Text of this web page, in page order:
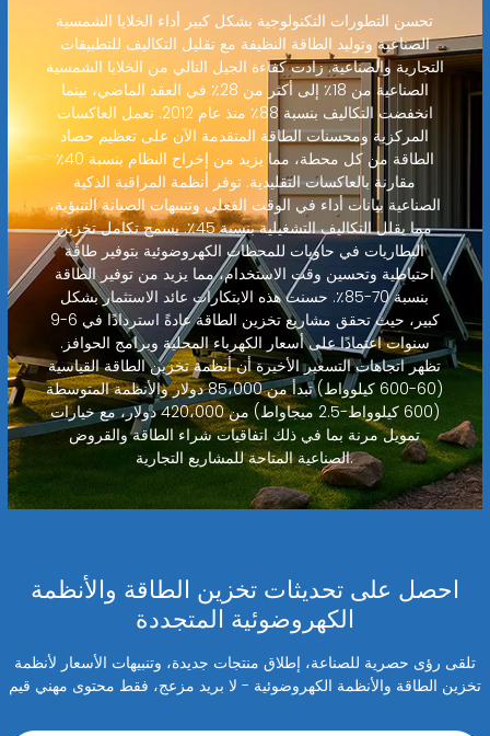
تحسن التطورات التكنولوجية بشكل كبير أداء الخلايا الشمسية
الصناعية وتوليد الطاقة النظيفة مع تقليل التكاليف للتطبيقات
التجارية والصناعية. زادت كفاءة الجيل التالي من الخلايا الشمسية
الصناعية من 18٪ إلى أكثر من 28٪ في العقد الماضي، بينما
انخفضت التكاليف بنسبة 88٪ منذ عام 2012. تعمل العاكسات
المركزية ومحسنات الطاقة المتقدمة الآن على تعظيم حصاد
الطاقة من كل محطة، مما يزيد من إخراج النظام بنسبة 40٪
مقارنة بالعاكسات التقليدية. توفر أنظمة المراقبة الذكية
الصناعية بيانات أداء في الوقت الفعلي وتنبيهات الصيانة التنبؤية،
مما يقلل التكاليف التشغيلية بنسبة 45٪. يسمح تكامل تخزين
البطاريات في حاويات للمحطات الكهروضوئية بتوفير طاقة
احتياطية وتحسين وقت الاستخدام، مما يزيد من توفير الطاقة
بنسبة 70-85٪. حسنت هذه الابتكارات عائد الاستثمار بشكل
كبير، حيث تحقق مشاريع تخزين الطاقة عادةً استردادًا في 6-9
سنوات اعتمادًا على أسعار الكهرباء المحلية وبرامج الحوافز.
تظهر اتجاهات التسعير الأخيرة أن أنظمة تخزين الطاقة القياسية
(60-600 كيلوواط) تبدأ من 85،000 دولار والأنظمة المتوسطة
(600 كيلوواط-2.5 ميجاواط) من 420،000 دولار، مع خيارات
تمويل مرنة بما في ذلك اتفاقيات شراء الطاقة والقروض
الصناعية المتاحة للمشاريع التجارية.
احصل على تحديثات تخزين الطاقة والأنظمة
الكهروضوئية المتجددة
تلقى رؤى حصرية للصناعة، إطلاق منتجات جديدة، وتنبيهات الأسعار لأنظمة
تخزين الطاقة والأنظمة الكهروضوئية - لا بريد مزعج، فقط محتوى مهني قيم